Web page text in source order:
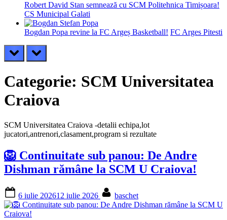
Robert David Stan semnează cu SCM Politehnica Timișoara!
CS Municipal Galati
Bogdan Popa revine la FC Argeș Basketball! FC Arges Pitesti
prev next
Categorie: SCM Universitatea
Craiova
SCM Universitatea Craiova -detalii echipa,lot
jucatori,antrenori,clasament,program si rezultate
🦁 Continuitate sub panou: De Andre
Dishman rămâne la SCM U Craiova!
on
6 iulie 202612 iulie 2026 baschet